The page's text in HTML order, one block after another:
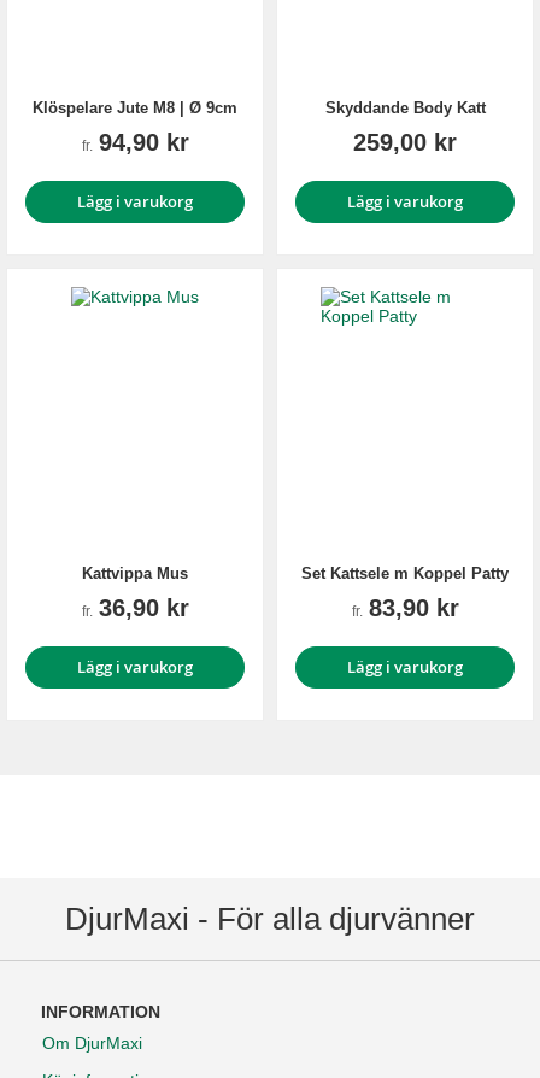
Klöspelare Jute M8 | Ø 9cm
fr. 94,90 kr
Lägg i varukorg
Skyddande Body Katt
259,00 kr
Lägg i varukorg
Kattvippa Mus
fr. 36,90 kr
Lägg i varukorg
Set Kattsele m Koppel Patty
fr. 83,90 kr
Lägg i varukorg
DjurMaxi - För alla djurvänner
INFORMATION
Om DjurMaxi